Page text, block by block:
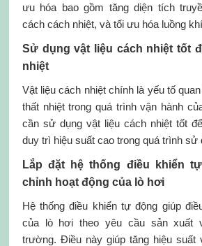
ưu hóa bao gồm tăng diện tích
cách cách nhiệt, và tối ưu hóa luồng
Sử dụng vật liệu cách nhiệt tốt
nhiệt
Vật liệu cách nhiệt chính là yếu tố
thất nhiệt trong quá trình vận hành
cần sử dụng vật liệu cách nhiệt tốt
duy trì hiệu suất cao trong quá trình sử
Lắp đặt hệ thống điều khiển
chỉnh hoạt động của lò hơi
Hệ thống điều khiển tự động giúp
của lò hơi theo yêu cầu sản xuất
trường. Điều này giúp tăng hiệu suất